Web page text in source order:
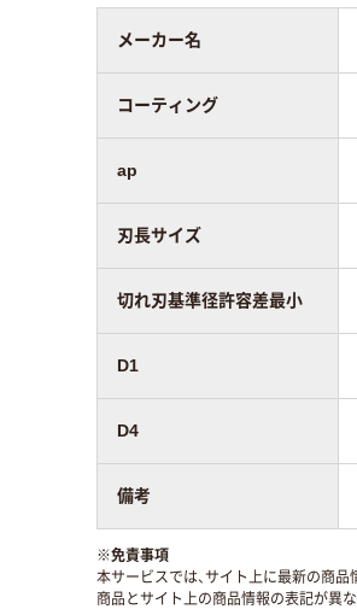
メーカー名
コーティング
ap
刃長サイズ
切れ刃基準径許容差最小
D1
D4
備考
※免責事項
本サービスでは、サイト上に最新の商品
商品とサイト上の商品情報の表記が異